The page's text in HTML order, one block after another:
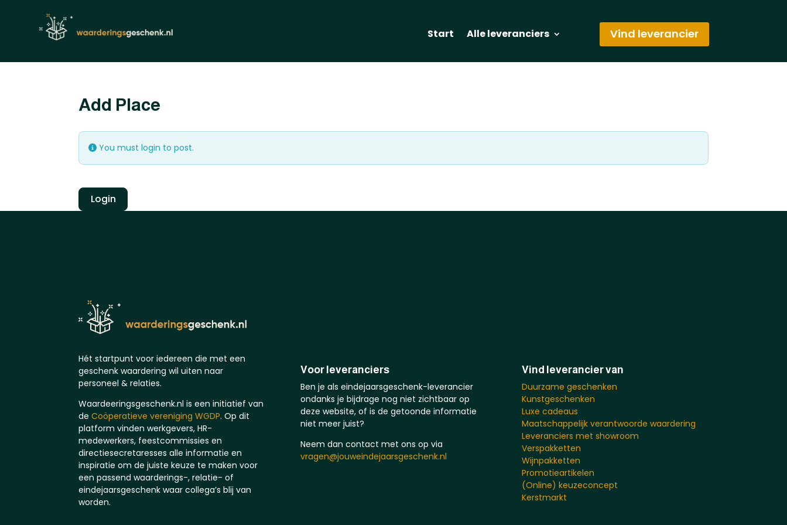
Start Alle leveranciers Vind leverancier
Add Place
You must login to post.
Login
Hét startpunt voor iedereen die met een
geschenk waardering wil uiten naar
personeel & relaties.
Waardeeringsgeschenk.nl is een initiatief van
de Coöperatieve vereniging WGDP. Op dit
platform vinden werkgevers, HR-
medewerkers, feestcommissies en
directiesecretaresses alle informatie en
inspiratie om de juiste keuze te maken voor
een passend waarderings-, relatie- of
eindejaarsgeschenk waar collega’s blij van
worden.
Voor leveranciers
Ben je als eindejaarsgeschenk-leverancier
ondanks je bijdrage nog niet zichtbaar op
deze website, of is de getoonde informatie
niet meer juist?
Neem dan contact met ons op via
vragen@jouweindejaarsgeschenk.nl
Vind leverancier van
Duurzame geschenken
Kunstgeschenken
Luxe cadeaus
Maatschappelijk verantwoorde waardering
Leveranciers met showroom
Verspakketten
Wijnpakketten
Promotieartikelen
(Online) keuzeconcept
Kerstmarkt